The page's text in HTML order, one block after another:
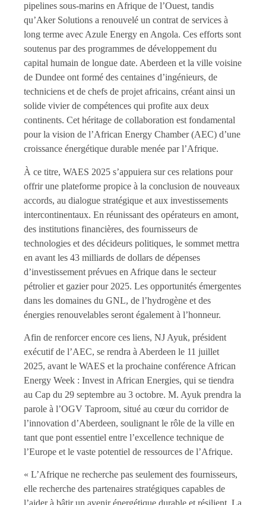
pipelines sous-marins en Afrique de l’Ouest, tandis
qu’Aker Solutions a renouvelé un contrat de services à
long terme avec Azule Energy en Angola. Ces efforts sont
soutenus par des programmes de développement du
capital humain de longue date. Aberdeen et la ville voisine
de Dundee ont formé des centaines d’ingénieurs, de
techniciens et de chefs de projet africains, créant ainsi un
solide vivier de compétences qui profite aux deux
continents. Cet héritage de collaboration est fondamental
pour la vision de l’African Energy Chamber (AEC) d’une
croissance énergétique durable menée par l’Afrique.
À ce titre, WAES 2025 s’appuiera sur ces relations pour
offrir une plateforme propice à la conclusion de nouveaux
accords, au dialogue stratégique et aux investissements
intercontinentaux. En réunissant des opérateurs en amont,
des institutions financières, des fournisseurs de
technologies et des décideurs politiques, le sommet mettra
en avant les 43 milliards de dollars de dépenses
d’investissement prévues en Afrique dans le secteur
pétrolier et gazier pour 2025. Les opportunités émergentes
dans les domaines du GNL, de l’hydrogène et des
énergies renouvelables seront également à l’honneur.
Afin de renforcer encore ces liens, NJ Ayuk, président
exécutif de l’AEC, se rendra à Aberdeen le 11 juillet
2025, avant le WAES et la prochaine conférence African
Energy Week : Invest in African Energies, qui se tiendra
au Cap du 29 septembre au 3 octobre. M. Ayuk prendra la
parole à l’OGV Taproom, situé au cœur du corridor de
l’innovation d’Aberdeen, soulignant le rôle de la ville en
tant que pont essentiel entre l’excellence technique de
l’Europe et le vaste potentiel de ressources de l’Afrique.
« L’Afrique ne recherche pas seulement des fournisseurs,
elle recherche des partenaires stratégiques capables de